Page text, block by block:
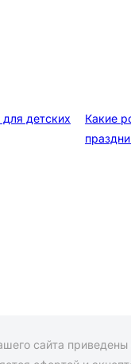
детских
Какие
сайта